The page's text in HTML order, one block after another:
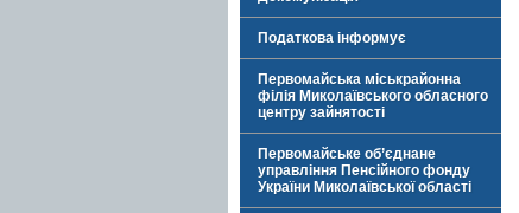
Податкова інформує
Первомайська міськрайонна
філія Миколаївського обласного
центру зайнятості
Первомайське об’єднане
управління Пенсійного фонду
України Миколаївської області